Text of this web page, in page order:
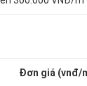
Đơn giá (vnđ/